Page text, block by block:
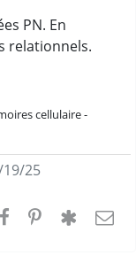
PN. En
relationnels.
cellulaire -
19/25